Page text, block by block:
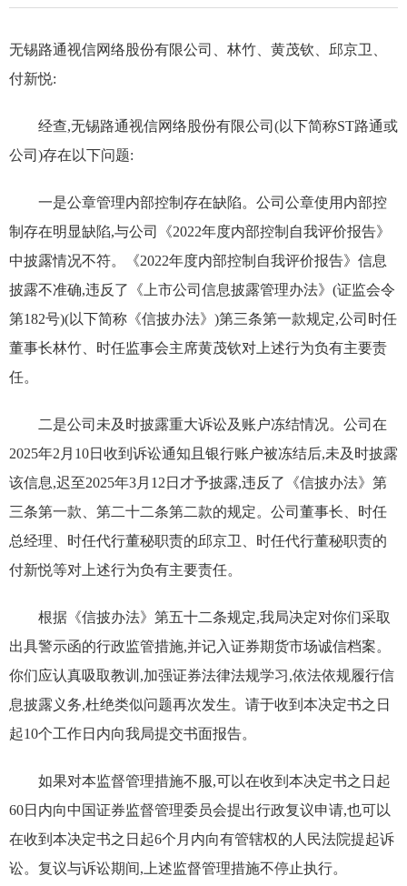
无锡路通视信网络股份有限公司、林竹、黄茂钦、邱京卫、
付新悦:
经查,无锡路通视信网络股份有限公司(以下简称ST路通或
公司)存在以下问题:
一是公章管理内部控制存在缺陷。公司公章使用内部控
制存在明显缺陷,与公司《2022年度内部控制自我评价报告》
中披露情况不符。《2022年度内部控制自我评价报告》信息
披露不准确,违反了《上市公司信息披露管理办法》(证监会令
第182号)(以下简称《信披办法》)第三条第一款规定,公司时任
董事长林竹、时任监事会主席黄茂钦对上述行为负有主要责
任。
二是公司未及时披露重大诉讼及账户冻结情况。公司在
2025年2月10日收到诉讼通知且银行账户被冻结后,未及时披露
该信息,迟至2025年3月12日才予披露,违反了《信披办法》第
三条第一款、第二十二条第二款的规定。公司董事长、时任
总经理、时任代行董秘职责的邱京卫、时任代行董秘职责的
付新悦等对上述行为负有主要责任。
根据《信披办法》第五十二条规定,我局决定对你们采取
出具警示函的行政监管措施,并记入证券期货市场诚信档案。
你们应认真吸取教训,加强证券法律法规学习,依法依规履行信
息披露义务,杜绝类似问题再次发生。请于收到本决定书之日
起10个工作日内向我局提交书面报告。
如果对本监督管理措施不服,可以在收到本决定书之日起
60日内向中国证券监督管理委员会提出行政复议申请,也可以
在收到本决定书之日起6个月内向有管辖权的人民法院提起诉
讼。复议与诉讼期间,上述监督管理措施不停止执行。